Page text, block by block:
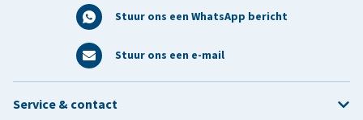
Stuur ons een WhatsApp bericht
Stuur ons een e-mail
Service & contact